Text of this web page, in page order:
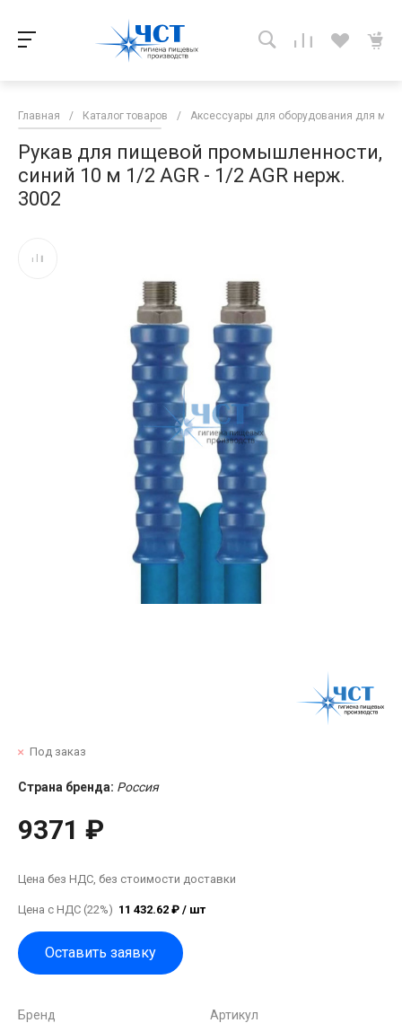
Главная / Каталог товаров / Аксессуары для оборудования для
Рукав для пищевой промышленности,
синий 10 м 1/2 AGR - 1/2 AGR нерж.
3002
Под заказ
Страна бренда: Россия
9371 ₽
Цена без НДС, без стоимости доставки
Цена с НДС (22%) 11 432.62 ₽ / шт
Оставить заявку
Бренд
Артикул